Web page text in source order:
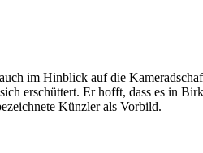
im Hinblick auf die
erschüttert. Er hofft, dass es in
Künzler als Vorbild.